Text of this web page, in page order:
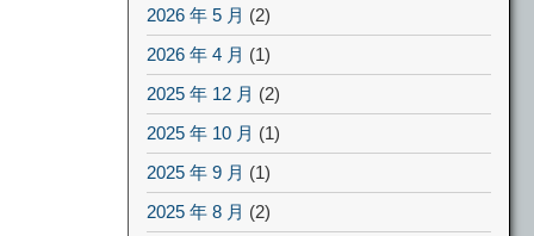
2026 年 5 月 (2)
2026 年 4 月 (1)
2025 年 12 月 (2)
2025 年 10 月 (1)
2025 年 9 月 (1)
2025 年 8 月 (2)